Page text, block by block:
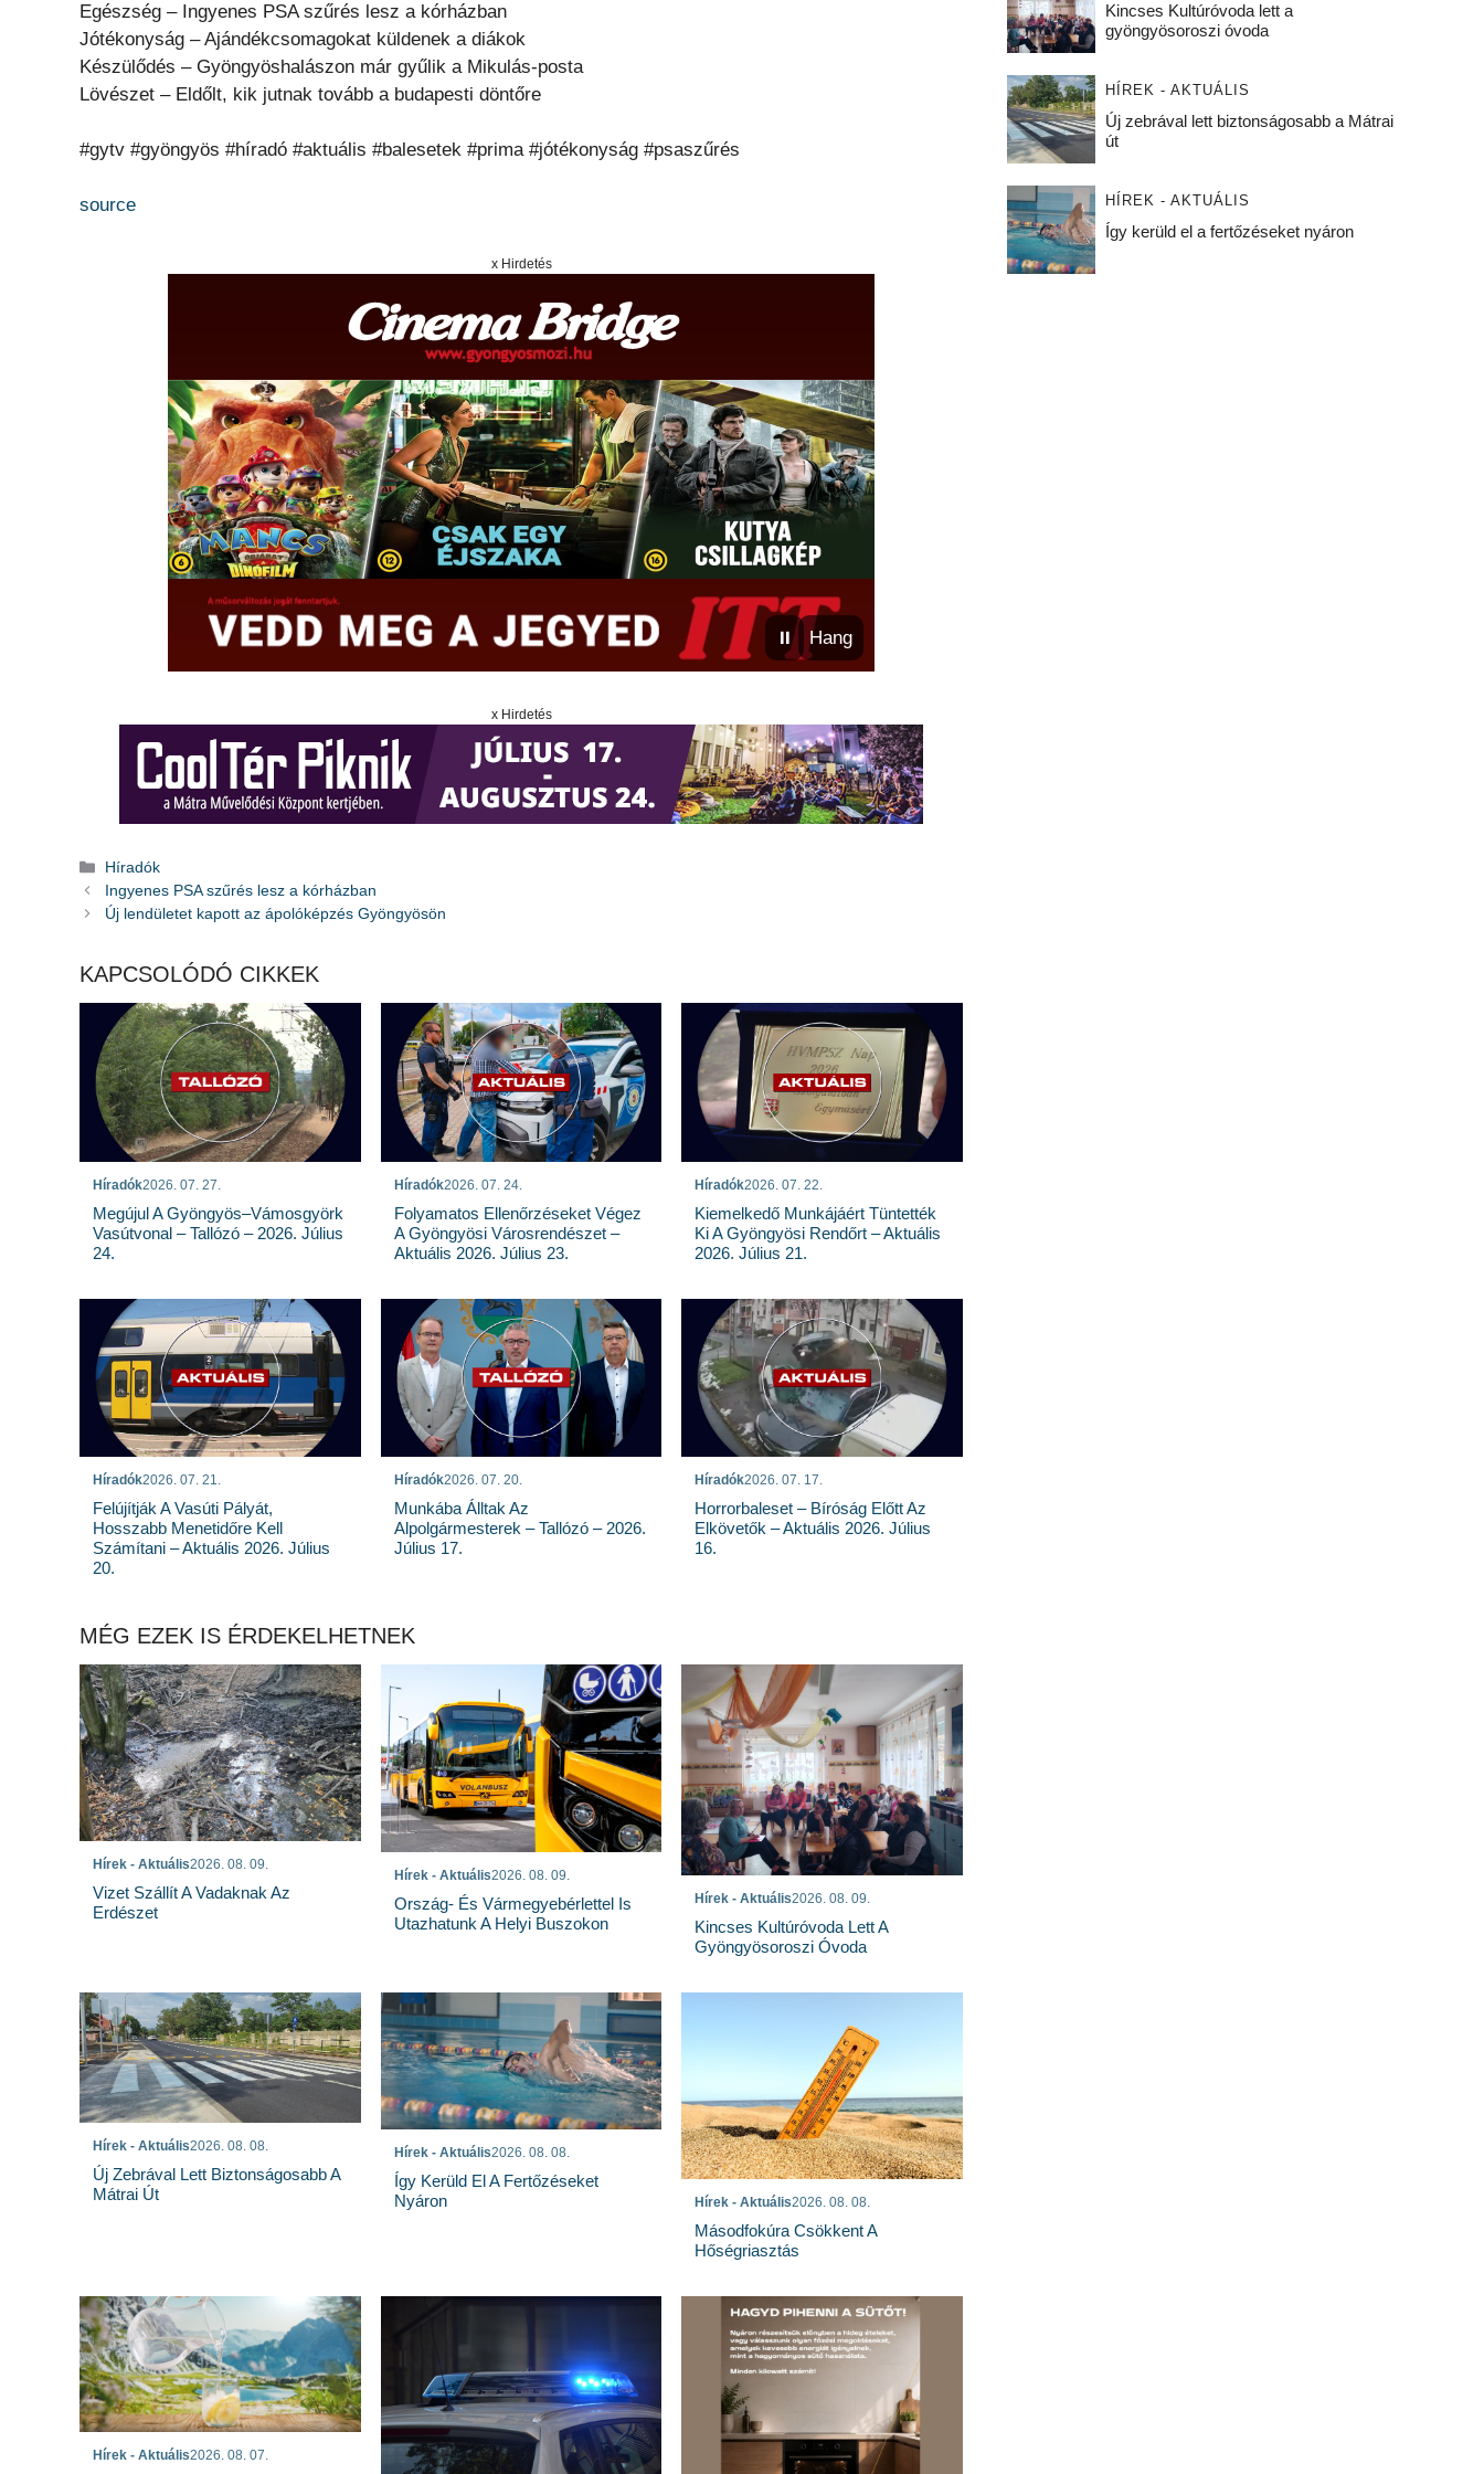
Egészség – Ingyenes PSA szűrés lesz a kórházban
Jótékonyság – Ajándékcsomagokat küldenek a diákok
Készülődés – Gyöngyöshalászon már gyűlik a Mikulás-posta
Lövészet – Eldőlt, kik jutnak tovább a budapesti döntőre
#gytv #gyöngyös #híradó #aktuális #balesetek #prima #jótékonyság #psaszűrés
source
x Hirdetés
⏸ Hang
x Hirdetés
Kategória
Híradók
Ingyenes PSA szűrés lesz a kórházban
Új lendületet kapott az ápolóképzés Gyöngyösön
KAPCSOLÓDÓ CIKKEK
Híradók2026. 07. 27.
Megújul A Gyöngyös–Vámosgyörk
Vasútvonal – Tallózó – 2026. Július
24.
Híradók2026. 07. 24.
Folyamatos Ellenőrzéseket Végez
A Gyöngyösi Városrendészet –
Aktuális 2026. Július 23.
Híradók2026. 07. 22.
Kiemelkedő Munkájáért Tüntették
Ki A Gyöngyösi Rendőrt – Aktuális
2026. Július 21.
Híradók2026. 07. 21.
Felújítják A Vasúti Pályát,
Hosszabb Menetidőre Kell
Számítani – Aktuális 2026. Július
20.
Híradók2026. 07. 20.
Munkába Álltak Az
Alpolgármesterek – Tallózó – 2026.
Július 17.
Híradók2026. 07. 17.
Horrorbaleset – Bíróság Előtt Az
Elkövetők – Aktuális 2026. Július
16.
MÉG EZEK IS ÉRDEKELHETNEK
Hírek - Aktuális2026. 08. 09.
Vizet Szállít A Vadaknak Az
Erdészet
Hírek - Aktuális2026. 08. 09.
Ország- És Vármegyebérlettel Is
Utazhatunk A Helyi Buszokon
Hírek - Aktuális2026. 08. 09.
Kincses Kultúróvoda Lett A
Gyöngyösoroszi Óvoda
Hírek - Aktuális2026. 08. 08.
Új Zebrával Lett Biztonságosabb A
Mátrai Út
Hírek - Aktuális2026. 08. 08.
Így Kerüld El A Fertőzéseket
Nyáron
Hírek - Aktuális2026. 08. 08.
Másodfokúra Csökkent A
Hőségriasztás
Hírek - Aktuális2026. 08. 07.
Kincses Kultúróvoda lett a
gyöngyösoroszi óvoda
HÍREK - AKTUÁLIS
Új zebrával lett biztonságosabb a Mátrai
út
HÍREK - AKTUÁLIS
Így kerüld el a fertőzéseket nyáron